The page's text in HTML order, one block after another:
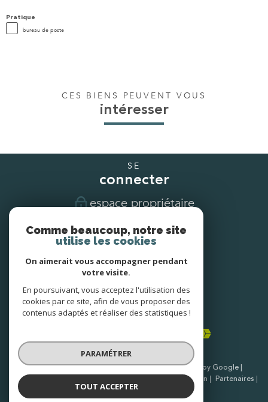
Pratique
bureau de poste
CES BIENS PEUVENT VOUS
intéresser
SE
connecter
espace propriétaire
NOUS
suivre
NOUS
adhérons
© 2026 | Tous droits réservés | Traduction powered by Google |
Nos honoraires
Admin
Partenaires
Politique RGPD
Comme beaucoup, notre site
utilise les cookies
On aimerait vous accompagner pendant
votre visite.
En poursuivant, vous acceptez l'utilisation des
cookies par ce site, afin de vous proposer des
contenus adaptés et réaliser des statistiques !
PARAMÉTRER
TOUT ACCEPTER